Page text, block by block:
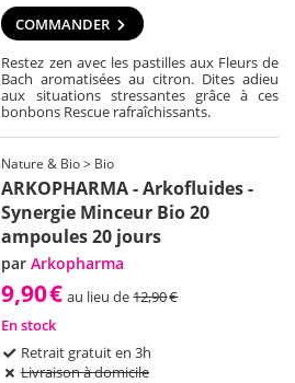
COMMANDER
Restez zen avec les pastilles aux Fleurs de
Bach aromatisées au citron. Dites adieu
aux situations stressantes grâce à ces
bonbons Rescue rafraîchissants.
Nature & Bio > Bio
ARKOPHARMA - Arkofluides -
Synergie Minceur Bio 20
ampoules 20 jours
parArkopharma
9,90€ au lieu de12,90€
En stock
Retrait gratuit en 3h
Livraison à domicile